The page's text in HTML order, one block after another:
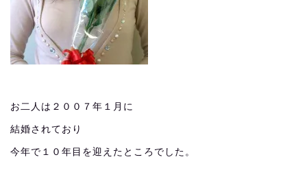
お二人は２００７年１月に
結婚されており
今年で１０年目を迎えたところでした。